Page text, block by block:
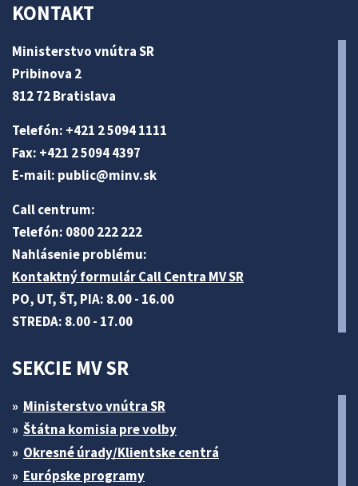
KONTAKT
Ministerstvo vnútra SR
Pribinova 2
812 72 Bratislava
Telefón: +421 2 5094 1111
Fax: +421 2 5094 4397
E-mail: public@minv.sk
Call centrum:
Telefón: 0800 222 222
Nahlásenie problému:
Kontaktný formulár Call Centra MV SR
PO, UT, ŠT, PIA: 8.00 - 16.00
STREDA: 8.00 - 17.00
SEKCIE MV SR
Ministerstvo vnútra SR
Štátna komisia pre volby
Okresné úrady/Klientske centrá
Európske programy